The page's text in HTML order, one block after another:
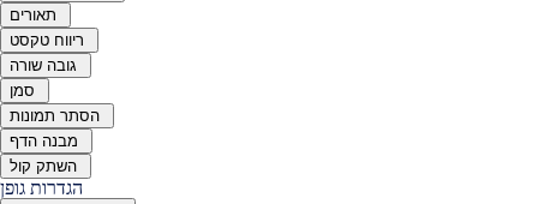
תאורים
ריווח טקסט
גובה שורה
סמן
הסתר תמונות
מבנה הדף
השתק קול
הגדרות גופן